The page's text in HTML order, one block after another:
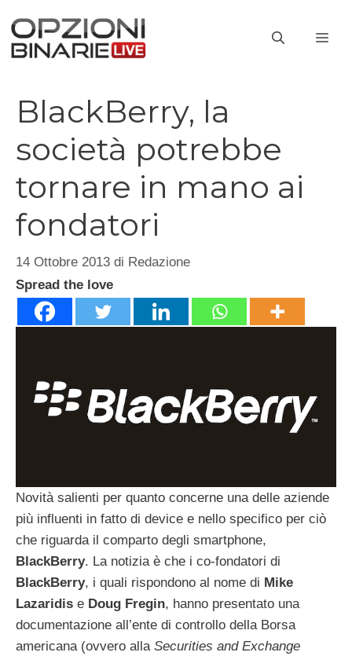
contenuto
BlackBerry, la
società potrebbe
tornare in mano ai
fondatori
14 Ottobre 2013 di Redazione
Spread the love
Novità salienti per quanto concerne una delle aziende
più influenti in fatto di device e nello specifico per ciò
che riguarda il comparto degli smartphone,
BlackBerry. La notizia è che i co-fondatori di
BlackBerry, i quali rispondono al nome di Mike
Lazaridis e Doug Fregin, hanno presentato una
documentazione all’ente di controllo della Borsa
americana (ovvero alla Securities and Exchange